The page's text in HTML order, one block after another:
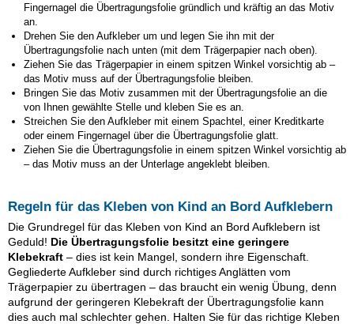
Fingernagel die Übertragungsfolie gründlich und kräftig an das Motiv
an.
Drehen Sie den Aufkleber um und legen Sie ihn mit der
Übertragungsfolie nach unten (mit dem Trägerpapier nach oben).
Ziehen Sie das Trägerpapier in einem spitzen Winkel vorsichtig ab –
das Motiv muss auf der Übertragungsfolie bleiben.
Bringen Sie das Motiv zusammen mit der Übertragungsfolie an die
von Ihnen gewählte Stelle und kleben Sie es an.
Streichen Sie den Aufkleber mit einem Spachtel, einer Kreditkarte
oder einem Fingernagel über die Übertragungsfolie glatt.
Ziehen Sie die Übertragungsfolie in einem spitzen Winkel vorsichtig ab
– das Motiv muss an der Unterlage angeklebt bleiben.
Regeln für das Kleben von Kind an Bord Aufklebern
Die Grundregel für das Kleben von Kind an Bord Aufklebern ist
Geduld! Die Übertragungsfolie besitzt eine geringere
Klebekraft – dies ist kein Mangel, sondern ihre Eigenschaft.
Gegliederte Aufkleber sind durch richtiges Anglätten vom
Trägerpapier zu übertragen – das braucht ein wenig Übung, denn
aufgrund der geringeren Klebekraft der Übertragungsfolie kann
dies auch mal schlechter gehen. Halten Sie für das richtige Kleben